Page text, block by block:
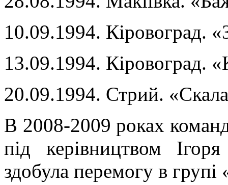
10.09.1994. Кіровоград.
13.09.1994. Кіровоград.
20.09.1994. Стрий.
В 2008-2009 роках
під керівництвом
здобула перемогу в групі